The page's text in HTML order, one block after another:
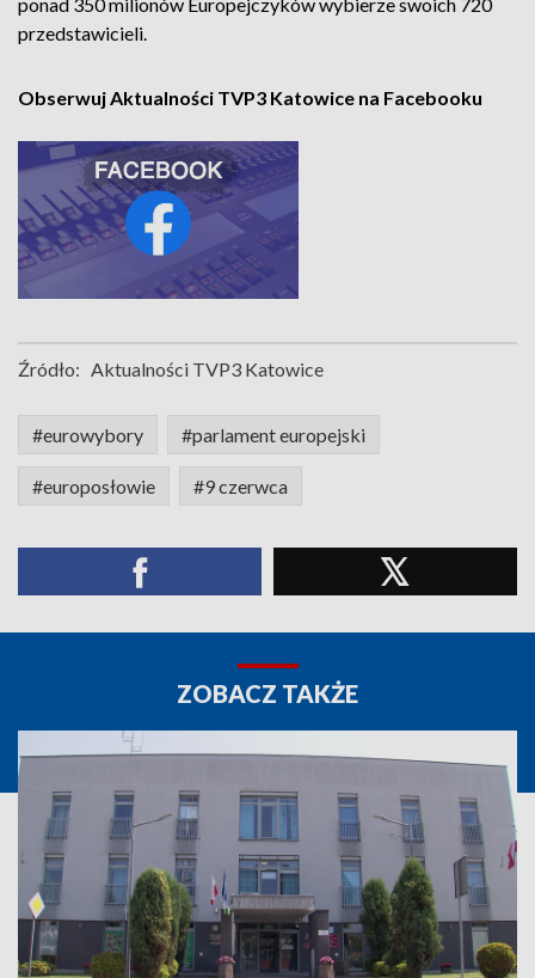
przedstawicieli.
Obserwuj Aktualności TVP3 Katowice na Facebooku
Źródło: Aktualności TVP3 Katowice
#eurowybory #parlament europejski
#europosłowie #9 czerwca
ZOBACZ TAKŻE